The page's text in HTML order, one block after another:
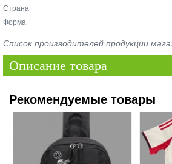
Страна
Форма
Список производителей продукции
Описание товара
Рекомендуемые товары